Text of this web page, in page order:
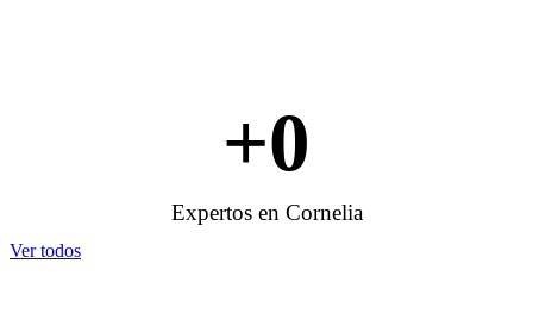
+0
Expertos en Cornelia
Ver todos